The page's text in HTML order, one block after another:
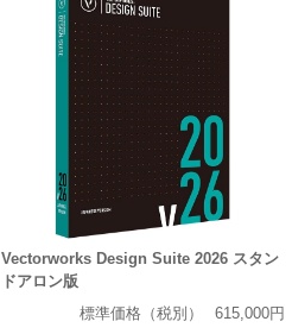
Vectorworks Design Suite 2026 スタン
ドアロン版
標準価格（税別）
615,000円